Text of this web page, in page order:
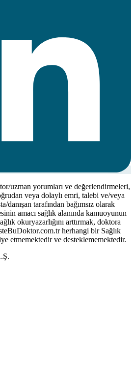
uzman yorumları ve değerlendirmeleri,
veya dolaylı emri, talebi ve/veya
danışan tarafından bağımsız olarak
amacı sağlık alanında kamuoyunun
okuryazarlığını arttırmak, doktora
herhangi bir Sağlık
etmemektedir ve desteklememektedir.